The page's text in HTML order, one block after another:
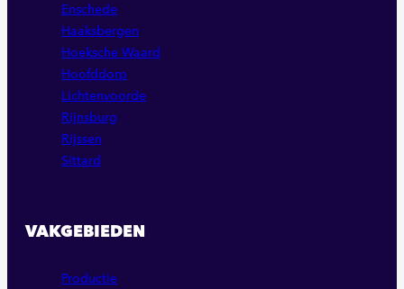
Enschede
Haaksbergen
Hoeksche Waard
Hoofddorp
Lichtenvoorde
Rijnsburg
Rijssen
Sittard
VAKGEBIEDEN
Productie